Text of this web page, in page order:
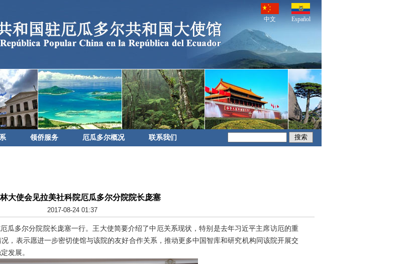
中文 Español
领侨服务 厄瓜多尔概况 联系我们
大使会见拉美社科院厄瓜多尔分院院长庞塞
2017-08-24 01:37
多尔分院院长庞塞一行。王大使简要介绍了中厄关系现状，特别是去年习近平主席访厄的重
，表示愿进一步密切使馆与该院的友好合作关系，推动更多中国智库和研究机构同该院开展交
发展。